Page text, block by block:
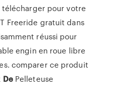
pour votre
Freeride gratuit dans
réussi pour
engin en roue libre
comparer ce produit
DePelleteuse